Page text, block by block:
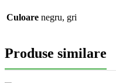
Culoare negru, gri
Produse similare